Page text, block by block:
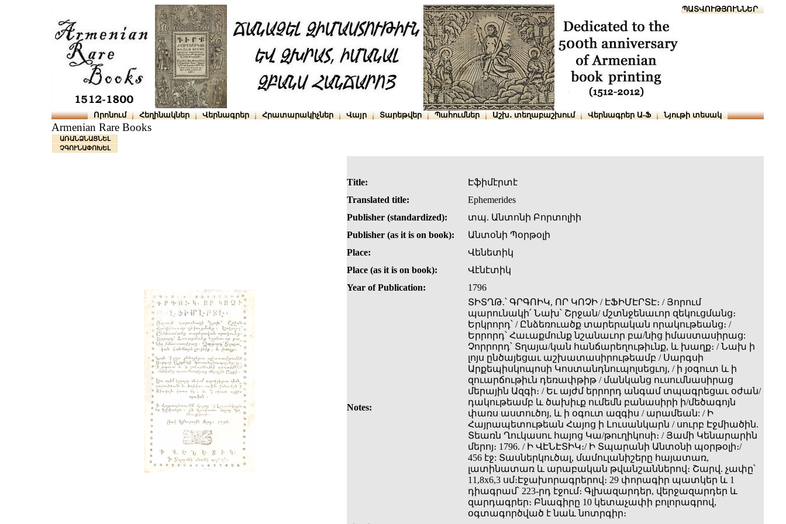
ՆԱԽԱՊԱՏՎՈՒԹՅՈՒՆՆԵՐ
Որոնում Հեղինակներ Վերնագրեր Հրատարակիչներ Վայր Տարեթվեր Պահումներ Աշխ․ տեղաբաշխում Վերնագրեր Ա-Ֆ Նյութի տեսակ
Armenian Rare Books
ԱՌԱՆՁՆԱՑՆԵԼ
ՉԳՈՒՆԱՓՈԽԵԼ
Title:
Էֆիմէրտէ
Translated title:
Ephemerides
Publisher (standardized):
տպ. Անտոնի Բորտոլիի
Publisher (as it is on book):
Անտօնի Պօրթօլի
Place:
Վենետիկ
Place (as it is on book):
Վէնէտիկ
Year of Publication:
1796
Notes:
ՏԻՏՂԹ.՝ ԳՐԳՈԻԿ, ՈՐ ԿՈՉԻ / ԷՖԻՄԷՐՏԷ։ / Յորում
պարունակի՛ Նախ՝ Շրջան/ մշտնջենաւոր զեկուցմանց։
Երկրորդ՝ / Ընձեռուածք տարերական որակութեանց։ /
Երրորդ՝ Հաւաքմունք նշանաւոր բա/նից իմաստասիրաց:
Չորրորդ՝ Տղայա/կան հանճարեղութիւնք, և խաղք։ / Նախ ի
լոյս ընծայեցաւ աշխատասիրութեամբ / Սարգսի
Արքեպիսկոպոսի Կոստանդնուպոլսեցւոյ, / ի յօգուտ և ի
զուարճութիւն դեռափթիթ / մանկանց ուսումնասիրաց
մերային Ազգի։ / Եւ այժմ երրորդ անգամ տպագրեցաւ օժան/
դակութեամբ և ծախիւք ումեմն բանասիրի ի/մեծագոյն
փառս աստուծոյ, և ի օգուտ ազգիս / արամեան: / Ի
Հայրապետութեան Հայոց ի Լուսանկարն / սուրբ Էջմիածին.
Տեառն Ղուկասու հայոց Կա/թուղիկոսի։ / Յամի Կենարարին
մերոյ։ 1796. / Ի ՎԷՆԷՏԻԿ։/ Ի Տպարանի Անտօնի պօրթօլի։/
456 էջ: Տասներկուծալ, մամուլանիշերը հայատառ,
լատինատառ և արաբական թվանշաններով։ Շարվ. չափը՝
11,8x6,3 սմ։Էջախորագրերով։ 29 փորագիր պատկեր և 1
դիագրամ՝ 223-րդ էջում։ Գլխազարդեր, վերջազարդեր և
զարդագրեր։ Բնագիրը 10 կետաչափի բոլորագրով,
օգտագործված է նաև նոտրգիր։